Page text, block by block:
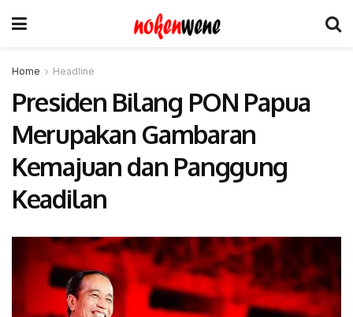
Home Headline
Presiden Bilang PON Papua
Merupakan Gambaran
Kemajuan dan Panggung
Keadilan